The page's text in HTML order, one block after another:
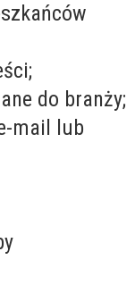
do branży;
mail lub